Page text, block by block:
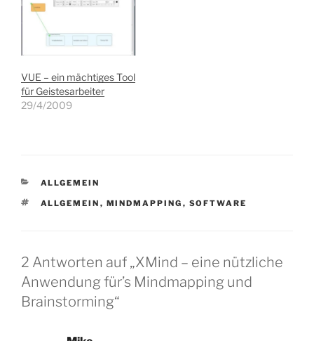
VUE – ein mächtiges Tool
für Geistesarbeiter
29/4/2009
KATEGORIEN
ALLGEMEIN
SCHLAGWÖRTER
ALLGEMEIN , MINDMAPPING , SOFTWARE
2 Antworten auf „XMind – eine nützliche
Anwendung für’s Mindmapping und
Brainstorming“